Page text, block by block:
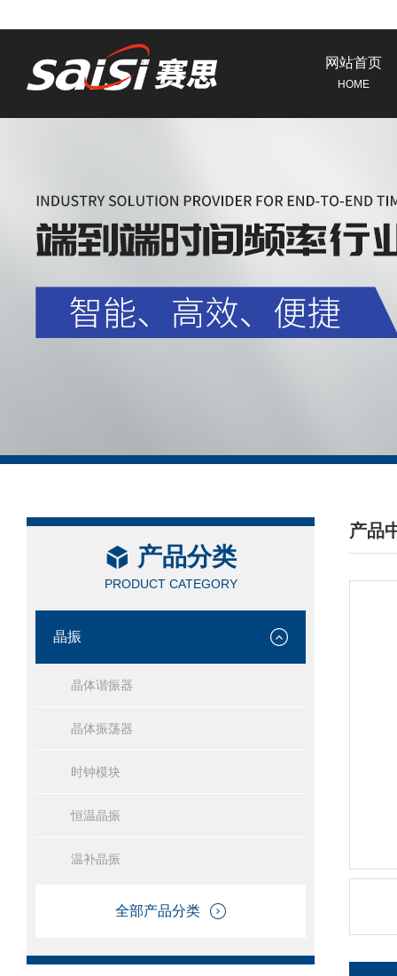
网站首页
HOME
产品分类
PRODUCT CATEGORY
晶振
晶体谐振器
晶体振荡器
时钟模块
恒温晶振
温补晶振
全部产品分类
产品
/